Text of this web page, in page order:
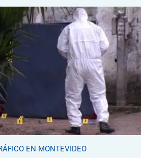
EN MONTEVIDEO